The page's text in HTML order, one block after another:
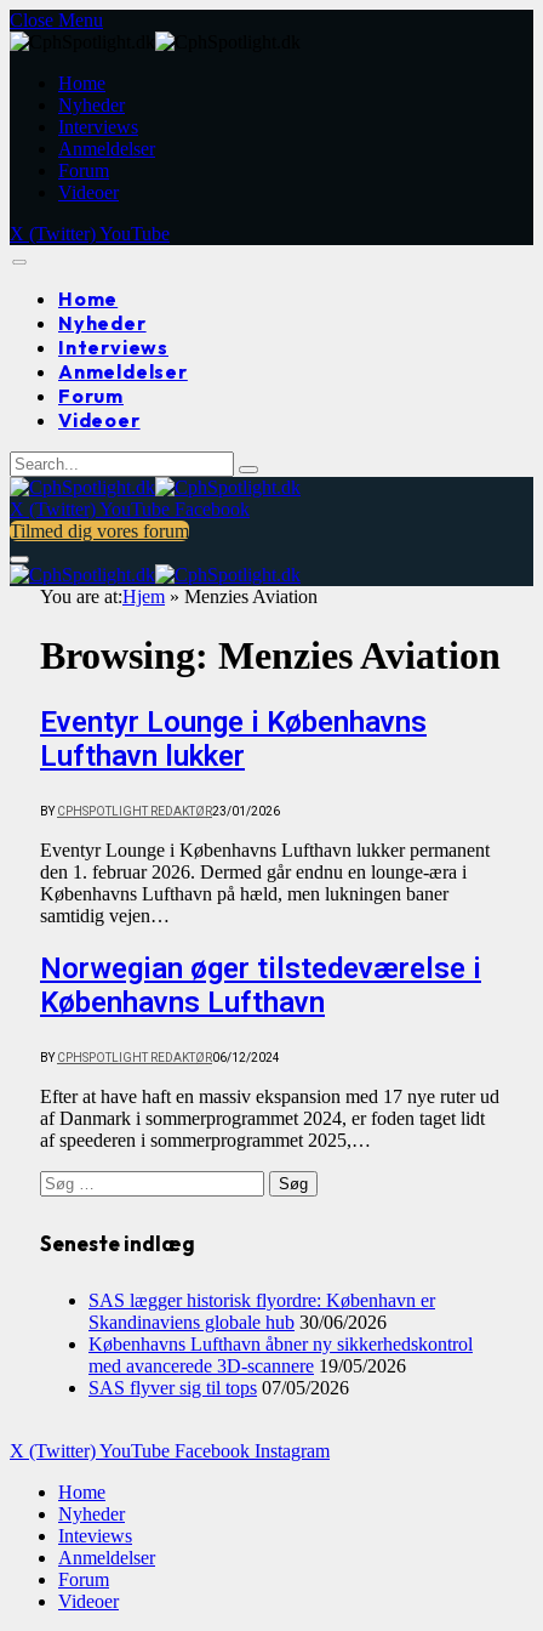
Close Menu
Home
Nyheder
Interviews
Anmeldelser
Forum
Videoer
X (Twitter)YouTube
Home
Nyheder
Interviews
Anmeldelser
Forum
Videoer
X (Twitter)YouTube Facebook
Tilmed dig vores forum
You are at:Hjem » Menzies Aviation
Browsing: Menzies Aviation
Eventyr Lounge i Københavns
Lufthavn lukker
BY CPHSPOTLIGHT REDAKTØR23/01/2026
Eventyr Lounge i Københavns Lufthavn lukker permanent
den 1. februar 2026. Dermed går endnu en lounge-æra i
Københavns Lufthavn på hæld, men lukningen baner
samtidig vejen…
Norwegian øger tilstedeværelse i
Københavns Lufthavn
BY CPHSPOTLIGHT REDAKTØR06/12/2024
Efter at have haft en massiv ekspansion med 17 nye ruter ud
af Danmark i sommerprogrammet 2024, er foden taget lidt
af speederen i sommerprogrammet 2025,…
Søg
efter:
Seneste indlæg
SAS lægger historisk flyordre: København er
Skandinaviens globale hub 30/06/2026
Københavns Lufthavn åbner ny sikkerhedskontrol
med avancerede 3D-scannere 19/05/2026
SAS flyver sig til tops 07/05/2026
X (Twitter)YouTube Facebook Instagram
Home
Nyheder
Inteviews
Anmeldelser
Forum
Videoer